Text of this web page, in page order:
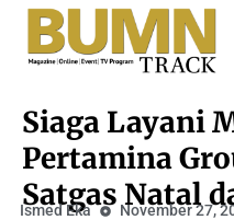
Siaga Layani
Pertamina
Satgas Natal
Ismed Eka November 27,